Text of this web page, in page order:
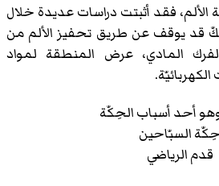
فقد أثبتت دراسات عديدة خلال
قد يوقف عن طريق تحفيز الألم من
المادي، عرض المنطقة لمواد
أحد أسباب الحِكّة
حِكّة السبّاحين
قدم الرياضي